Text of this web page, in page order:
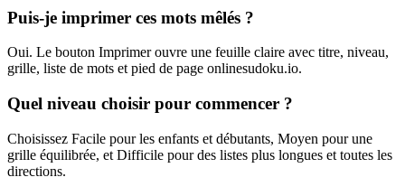
Puis-je imprimer ces mots mêlés ?
Oui. Le bouton Imprimer ouvre une feuille claire avec titre, niveau,
grille, liste de mots et pied de page onlinesudoku.io.
Quel niveau choisir pour commencer ?
Choisissez Facile pour les enfants et débutants, Moyen pour une
grille équilibrée, et Difficile pour des listes plus longues et toutes les
directions.